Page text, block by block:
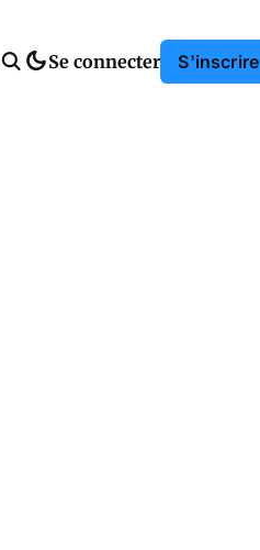
Se connecter S'inscrire